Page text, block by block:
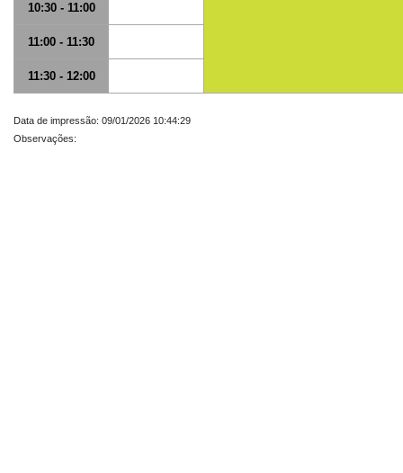
10:30 - 11:00
11:00 - 11:30
11:30 - 12:00
Data de impressão: 09/01/2026 10:44:29
Observações: